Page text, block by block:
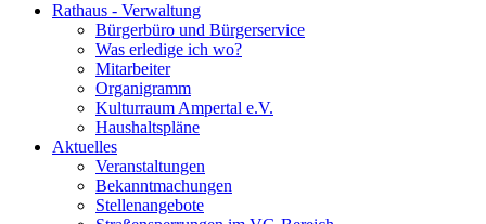
Rathaus - Verwaltung
Bürgerbüro und Bürgerservice
Was erledige ich wo?
Mitarbeiter
Organigramm
Kulturraum Ampertal e.V.
Haushaltspläne
Aktuelles
Veranstaltungen
Bekanntmachungen
Stellenangebote